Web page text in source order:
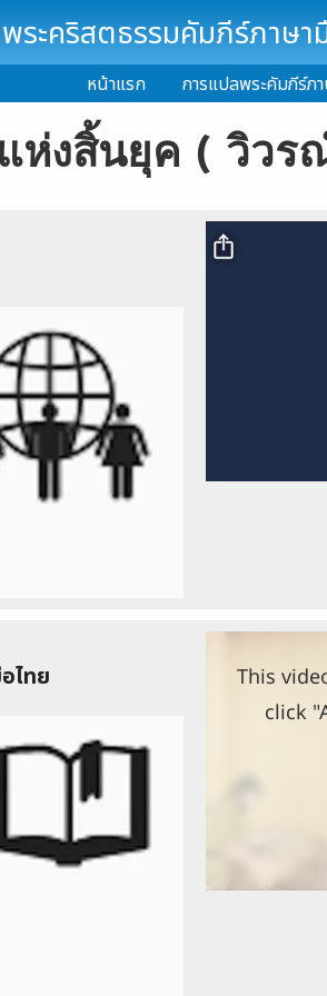
ระคริสตธรรมคัมภีร์ภาษา
หน้าแรก การแปลพระคัมภีร์ภ
แห่งสิ้นยุค ( วิวร
Video file
ไทย
This
click